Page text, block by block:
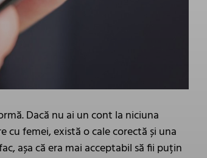
Dacă nu ai un cont la niciuna
femei, există o cale corectă și una
așa că era mai acceptabil să fii puțin